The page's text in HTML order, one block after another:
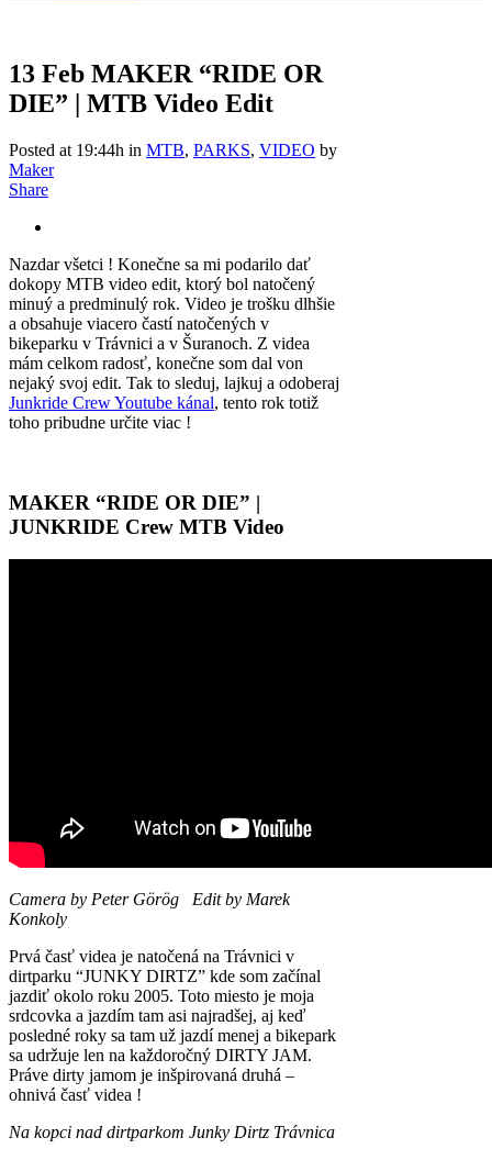
13 Feb MAKER “RIDE OR
DIE” | MTB Video Edit
Posted at 19:44h in MTB, PARKS, VIDEO by
Maker
Share
Nazdar všetci ! Konečne sa mi podarilo dať
dokopy MTB video edit, ktorý bol natočený
minuý a predminulý rok. Video je trošku dlhšie
a obsahuje viacero častí natočených v
bikeparku v Trávnici a v Šuranoch. Z videa
mám celkom radosť, konečne som dal von
nejaký svoj edit. Tak to sleduj, lajkuj a odoberaj
Junkride Crew Youtube kánal, tento rok totiž
toho pribudne určite viac !
MAKER “RIDE OR DIE” |
JUNKRIDE Crew MTB Video
Camera by Peter Görög Edit by Marek
Konkoly
Prvá časť videa je natočená na Trávnici v
dirtparku “JUNKY DIRTZ” kde som začínal
jazdiť okolo roku 2005. Toto miesto je moja
srdcovka a jazdím tam asi najradšej, aj keď
posledné roky sa tam už jazdí menej a bikepark
sa udržuje len na každoročný DIRTY JAM.
Práve dirty jamom je inšpirovaná druhá –
ohnivá časť videa !
Na kopci nad dirtparkom Junky Dirtz Trávnica